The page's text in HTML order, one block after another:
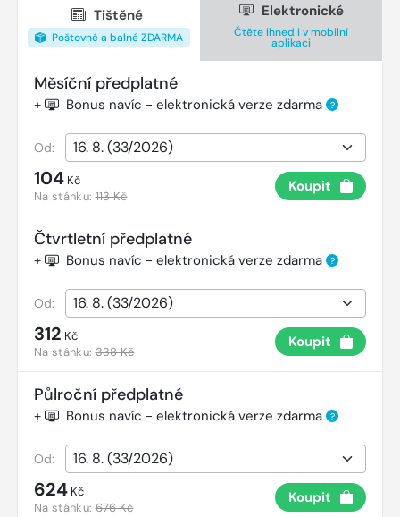
Tištěné
Poštovné a balné ZDARMA
Elektronické
Čtěte ihned i v mobilní
aplikaci
Měsíční předplatné
+ Bonus navíc - elektronická verze zdarma ?
Od:
104 Kč
Na stánku:113 Kč
Koupit
Čtvrtletní předplatné
+ Bonus navíc - elektronická verze zdarma ?
Od:
312 Kč
Na stánku:338 Kč
Koupit
Půlroční předplatné
+ Bonus navíc - elektronická verze zdarma ?
Od:
624 Kč
Na stánku:676 Kč
Koupit